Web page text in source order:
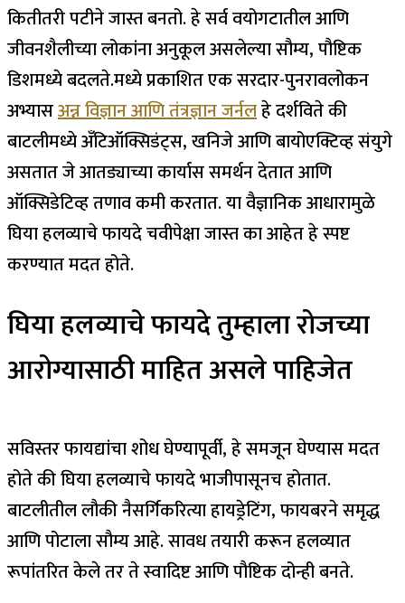
कितीतरी पटीने जास्त बनतो. हे सर्व वयोगटातील आणि
जीवनशैलीच्या लोकांना अनुकूल असलेल्या सौम्य, पौष्टिक
डिशमध्ये बदलते.मध्ये प्रकाशित एक सरदार-पुनरावलोकन
अभ्यासअन्न विज्ञान आणि तंत्रज्ञान जर्नलहे दर्शविते की
बाटलीमध्ये अँटिऑक्सिडंट्स, खनिजे आणि बायोएक्टिव्ह संयुगे
असतात जे आतड्याच्या कार्यास समर्थन देतात आणि
ऑक्सिडेटिव्ह तणाव कमी करतात.या वैज्ञानिक आधारामुळे
घिया हलव्याचे फायदे चवीपेक्षा जास्त का आहेत हे स्पष्ट
करण्यात मदत होते.
घिया हलव्याचे फायदे तुम्हाला रोजच्या
आरोग्यासाठी माहित असले पाहिजेत
सविस्तर फायद्यांचा शोध घेण्यापूर्वी, हे समजून घेण्यास मदत
होते की घिया हलव्याचे फायदे भाजीपासूनच होतात.
बाटलीतील लौकी नैसर्गिकरित्या हायड्रेटिंग, फायबरने समृद्ध
आणि पोटाला सौम्य आहे. सावध तयारी करून हलव्यात
रूपांतरित केले तर ते स्वादिष्ट आणि पौष्टिक दोन्ही बनते.